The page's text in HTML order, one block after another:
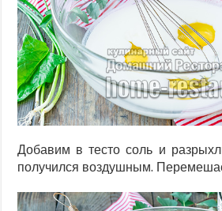
Добавим в тесто соль и
получился воздушным.